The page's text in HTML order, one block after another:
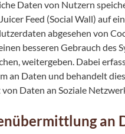
Daten von Nutzern
Feed (Social Wall) auf
abgesehen von
besseren Gebrauch des
weitergeben. Dabei
an Daten und behandelt
Daten an Soziale
an